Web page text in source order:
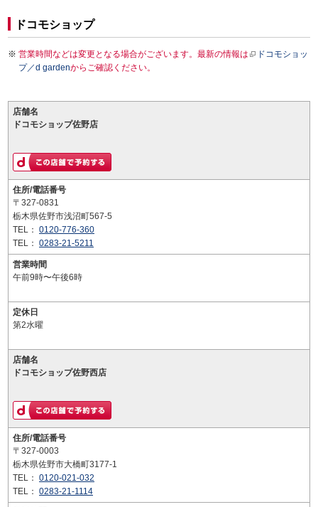
ドコモショップ
営業時間などは変更となる場合がございます。最新の情報は
ドコモショッ
プ／d gardenからご確認ください。
店舗名
ドコモショップ佐野店
住所/電話番号
〒327-0831
栃木県佐野市浅沼町567-5
TEL： 0120-776-360
TEL： 0283-21-5211
営業時間
午前9時〜午後6時
定休日
第2水曜
店舗名
ドコモショップ佐野西店
住所/電話番号
〒327-0003
栃木県佐野市大橋町3177-1
TEL： 0120-021-032
TEL： 0283-21-1114